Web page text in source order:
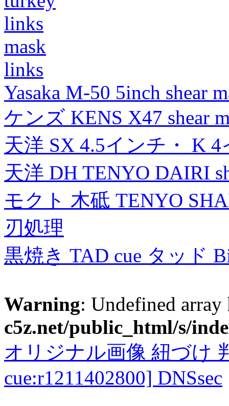
links
mask
links
Yasaka M-50 5inch shear
ケンズ KENS X47 shear
天洋 SX 4.5インチ・ K
天洋 DH TENYO DAIRI
モクト 木砥 TENYO
刃処理
黒焼き TAD cue タッド
Warning: Undefined
c5z.net/public_html/s/
オリジナル画像 紐づけ
cue:r1211402800] DNSsec